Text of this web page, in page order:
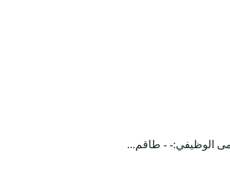
الوظيفي:- - طاقم...